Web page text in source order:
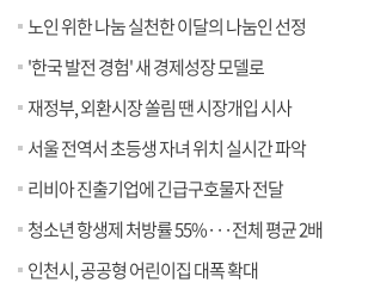
노인 위한 나눔 실천한 이달의 나눔인 선정
'한국 발전 경험' 새 경제성장 모델로
재정부, 외환시장 쏠림 땐 시장개입 시사
서울 전역서 초등생 자녀 위치 실시간 파악
리비아 진출기업에 긴급구호물자 전달
청소년 항생제 처방률 55%···전체 평균 2배
인천시, 공공형 어린이집 대폭 확대